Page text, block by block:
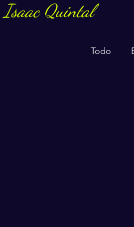
Isaac Quintal
Todo